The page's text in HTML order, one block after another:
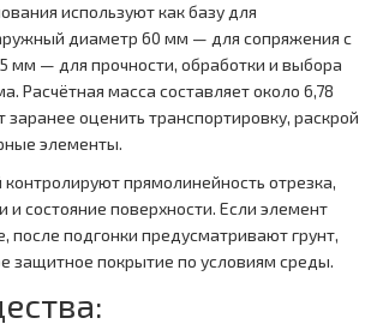
используют как базу для
диаметр 60 мм — для сопряжения с
мм — для прочности, обработки и выбора
Расчётная масса составляет около 6,78
заранее оценить транспортировку, раскрой
элементы.
прямолинейность отрезка,
и состояние поверхности. Если элемент
после подгонки предусматривают грунт,
защитное покрытие по условиям среды.